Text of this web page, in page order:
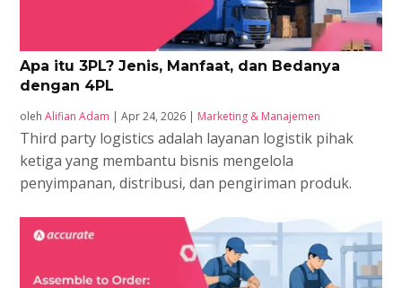
Apa itu 3PL? Jenis, Manfaat, dan Bedanya
dengan 4PL
olehAlifian Adam |Apr 24, 2026 | Marketing & Manajemen
Third party logistics adalah layanan logistik pihak
ketiga yang membantu bisnis mengelola
penyimpanan, distribusi, dan pengiriman produk.